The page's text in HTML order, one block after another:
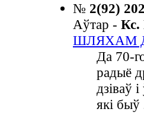
№ 2(92)
Аўтар -
ШЛЯХАМ
Да 70-
радыё
дзіваў
які быў